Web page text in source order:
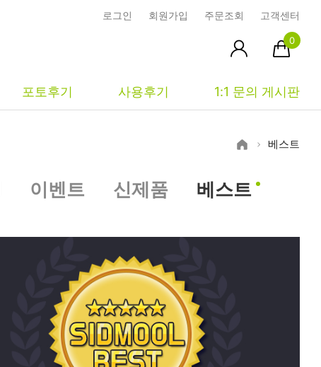
로그인 회원가입 주문조회 고객센터
0
포토후기 사용후기 1:1 문의 게시판
시사모
시드물통신
전 어떻게 써요?
공지사항
미생물&방사능
검사
베스트
이벤트 신제품 베스트